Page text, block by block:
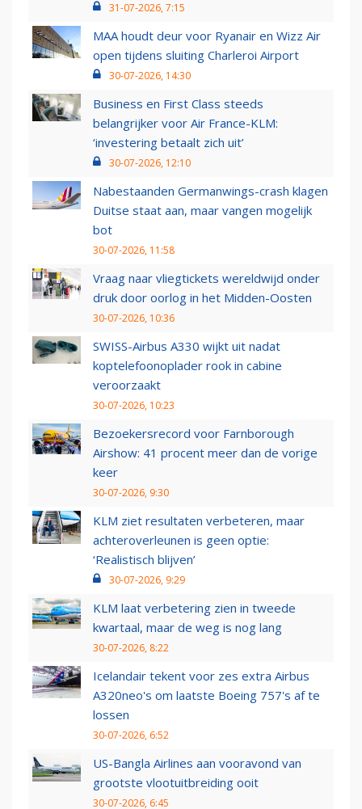
31-07-2026, 7:15
MAA houdt deur voor Ryanair en Wizz Air
open tijdens sluiting Charleroi Airport
30-07-2026, 14:30
Business en First Class steeds
belangrijker voor Air France-KLM:
‘investering betaalt zich uit’
30-07-2026, 12:10
Nabestaanden Germanwings-crash klagen
Duitse staat aan, maar vangen mogelijk
bot
30-07-2026, 11:58
Vraag naar vliegtickets wereldwijd onder
druk door oorlog in het Midden-Oosten
30-07-2026, 10:36
SWISS-Airbus A330 wijkt uit nadat
koptelefoonoplader rook in cabine
veroorzaakt
30-07-2026, 10:23
Bezoekersrecord voor Farnborough
Airshow: 41 procent meer dan de vorige
keer
30-07-2026, 9:30
KLM ziet resultaten verbeteren, maar
achteroverleunen is geen optie:
‘Realistisch blijven’
30-07-2026, 9:29
KLM laat verbetering zien in tweede
kwartaal, maar de weg is nog lang
30-07-2026, 8:22
Icelandair tekent voor zes extra Airbus
A320neo's om laatste Boeing 757's af te
lossen
30-07-2026, 6:52
US-Bangla Airlines aan vooravond van
grootste vlootuitbreiding ooit
30-07-2026, 6:45